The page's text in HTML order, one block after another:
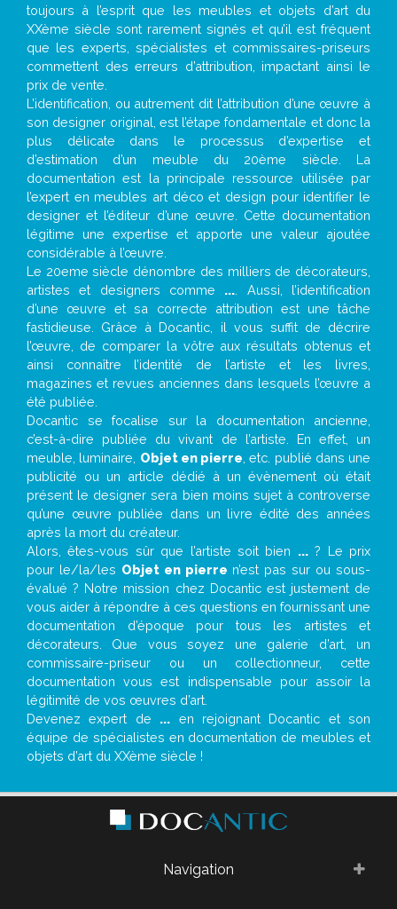
toujours à l’esprit que les meubles et objets d’art du
XXème siècle sont rarement signés et qu’il est fréquent
que les experts, spécialistes et commissaires-priseurs
commettent des erreurs d’attribution, impactant ainsi le
prix de vente.
L’identification, ou autrement dit l’attribution d’une œuvre à
son designer original, est l’étape fondamentale et donc la
plus délicate dans le processus d’expertise et
d’estimation d’un meuble du 20ème siècle. La
documentation est la principale ressource utilisée par
l’expert en meubles art déco et design pour identifier le
designer et l’éditeur d’une œuvre. Cette documentation
légitime une expertise et apporte une valeur ajoutée
considérable à l’œuvre.
Le 20eme siècle dénombre des milliers de décorateurs,
artistes et designers comme ... . Aussi, l’identification
d’une œuvre et sa correcte attribution est une tâche
fastidieuse. Grâce à Docantic, il vous suffit de décrire
l’œuvre, de comparer la vôtre aux résultats obtenus et
ainsi connaître l’identité de l’artiste et les livres,
magazines et revues anciennes dans lesquels l’œuvre a
été publiée.
Docantic se focalise sur la documentation ancienne,
c’est-à-dire publiée du vivant de l’artiste. En effet, un
meuble, luminaire, Objet en pierre , etc. publié dans une
publicité ou un article dédié à un évènement où était
présent le designer sera bien moins sujet à controverse
qu’une œuvre publiée dans un livre édité des années
après la mort du créateur.
Alors, êtes-vous sûr que l’artiste soit bien ...? Le prix
pour le/la/les Objet en pierre n’est pas sur ou sous-
évalué ? Notre mission chez Docantic est justement de
vous aider à répondre à ces questions en fournissant une
documentation d’époque pour tous les artistes et
décorateurs. Que vous soyez une galerie d’art, un
commissaire-priseur ou un collectionneur, cette
documentation vous est indispensable pour assoir la
légitimité de vos œuvres d’art.
Devenez expert de ... en rejoignant Docantic et son
équipe de spécialistes en documentation de meubles et
objets d’art du XXème siècle !
Navigation